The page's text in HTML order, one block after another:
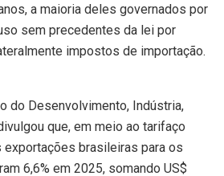
a maioria deles governados por
sem precedentes da lei por
impostos de importação.
do Desenvolvimento, Indústria,
que, em meio ao tarifaço
exportações brasileiras para os
6,6% em 2025, somando US$